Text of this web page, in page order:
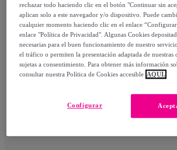
Identificarme
rechazar todo haciendo clic en el botón "Continuar sin
aplican solo a este navegador y/o dispositivo. Puede
cualquier momento haciendo clic en el enlace
enlace "Política de Privacidad". Algunas Cookies
necesarias para el buen funcionamiento de nuestro
el tráfico o permiten la presentación adaptada de nuestras
sujetas a consentimiento. Para obtener más información
consultar nuestra Política de Cookies accesible AQUÍ.
Configurar